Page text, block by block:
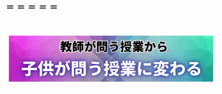
＝＝＝＝＝